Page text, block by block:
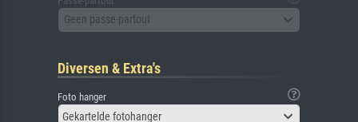
Geen passe-partout
Diversen & Extra's
Foto hanger
Gekartelde fotohanger